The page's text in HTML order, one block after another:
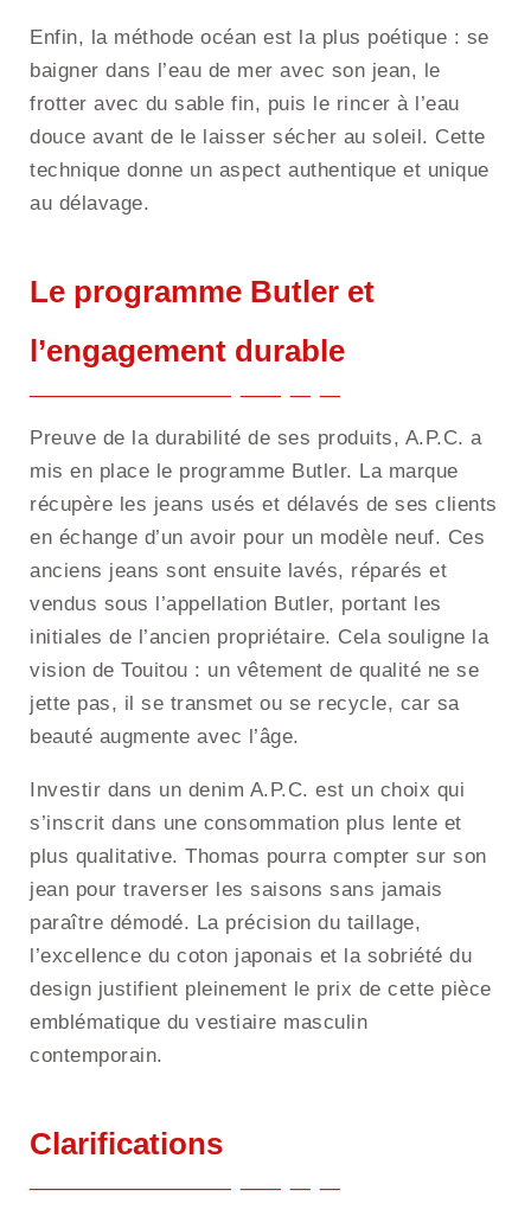
Enfin, la méthode océan est la plus poétique : se
baigner dans l’eau de mer avec son jean, le
frotter avec du sable fin, puis le rincer à l’eau
douce avant de le laisser sécher au soleil. Cette
technique donne un aspect authentique et unique
au délavage.
Le programme Butler et
l’engagement durable
Preuve de la durabilité de ses produits, A.P.C. a
mis en place le programme Butler. La marque
récupère les jeans usés et délavés de ses clients
en échange d’un avoir pour un modèle neuf. Ces
anciens jeans sont ensuite lavés, réparés et
vendus sous l’appellation Butler, portant les
initiales de l’ancien propriétaire. Cela souligne la
vision de Touitou : un vêtement de qualité ne se
jette pas, il se transmet ou se recycle, car sa
beauté augmente avec l’âge.
Investir dans un denim A.P.C. est un choix qui
s’inscrit dans une consommation plus lente et
plus qualitative. Thomas pourra compter sur son
jean pour traverser les saisons sans jamais
paraître démodé. La précision du taillage,
l’excellence du coton japonais et la sobriété du
design justifient pleinement le prix de cette pièce
emblématique du vestiaire masculin
contemporain.
Clarifications